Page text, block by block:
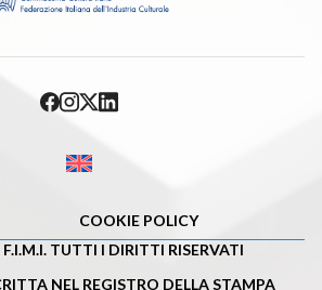
COOKIE POLICY
TUTTI I DIRITTI RISERVATI
NEL REGISTRO DELLA STAMPA